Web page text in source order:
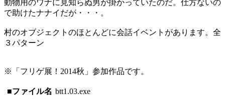
動物用のワナに見知らぬ男が掛かっていたのだ。仕方ないの
で助けたナナイだが・・・。
村のオブジェクトのほとんどに会話イベントがあります。全
３パターン
※「フリゲ展！2014秋」参加作品です。
■ファイル名 btt1.03.exe